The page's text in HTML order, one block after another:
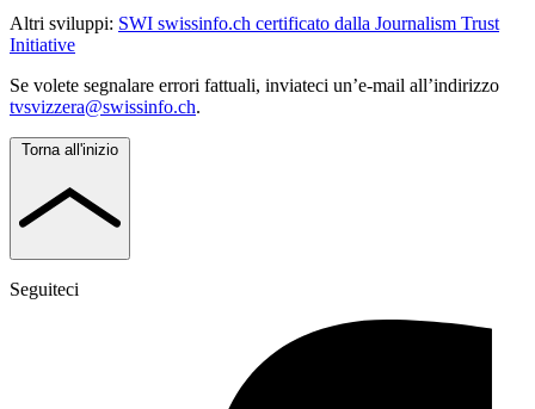
Altri sviluppi: SWI swissinfo.ch certificato dalla Journalism Trust
Initiative
Se volete segnalare errori fattuali, inviateci un’e-mail all’indirizzo
tvsvizzera@swissinfo.ch.
Torna all'inizio
Seguiteci